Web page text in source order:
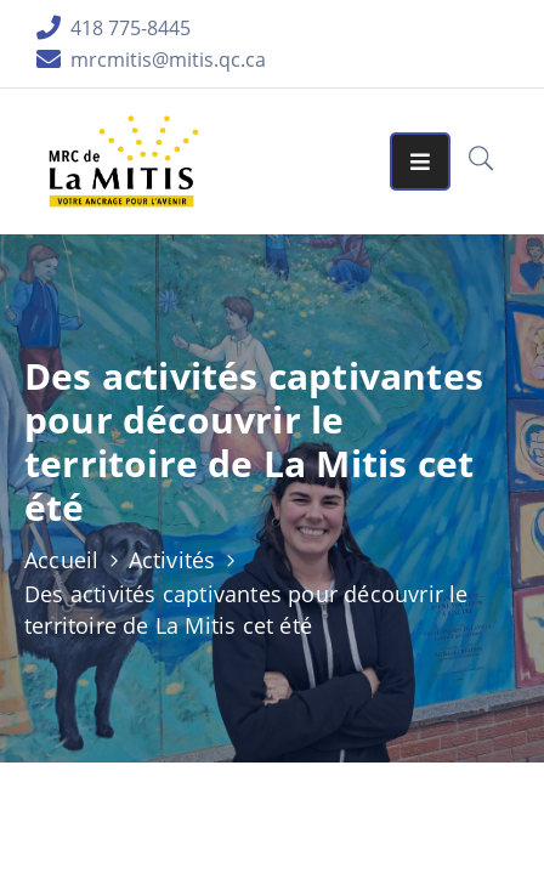
418 775-8445
mrcmitis@mitis.qc.ca
SERVICES
GRAPHIQUES
AIDES
FINANCIÈRES
PUBLICATIONS
LA
RÉGION
ACCUEIL
NOUVELLES
CONSEIL
DE
LA
MRC
Des activités captivantes
pour découvrir le
territoire de La Mitis cet
été
Accueil
Activités
Des activités captivantes pour découvrir le
territoire de La Mitis cet été